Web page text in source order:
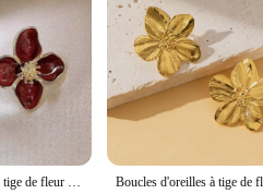
to the beauty of nature, with a
earrings are crafted from high-
everyday look, these earrings are
are a versatile accessory that can
complete with earring backs, ensuring
are the perfect choice.
Boucles d'oreilles à tige de fleur d'hibiscus pour femmes et filles, glaçure goutte, Ins français, mode vintage, mariage coréen, cadeaux de bijoux romantiques, 2024